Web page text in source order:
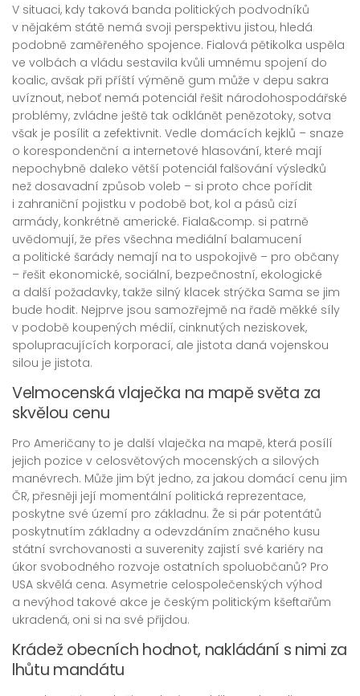
V situaci, kdy taková banda politických podvodníků
v nějakém státě nemá svoji perspektivu jistou, hledá
podobně zaměřeného spojence. Fialová pětikolka uspěla
ve volbách a vládu sestavila kvůli umnému spojení do
koalic, avšak při příští výměně gum může v depu sakra
uvíznout, neboť nemá potenciál řešit národohospodářské
problémy, zvládne ještě tak odklánět penězotoky, sotva
však je posílit a zefektivnit. Vedle domácích kejklů – snaze
o korespondenční a internetové hlasování, které mají
nepochybně daleko větší potenciál falšování výsledků
než dosavadní způsob voleb – si proto chce pořídit
i zahraniční pojistku v podobě bot, kol a pásů cizí
armády, konkrétně americké. Fiala&comp. si patrně
uvědomují, že přes všechna mediální balamucení
a politické šarády nemají na to uspokojivě – pro občany
– řešit ekonomické, sociální, bezpečnostní, ekologické
a další požadavky, takže silný klacek strýčka Sama se jim
bude hodit. Nejprve jsou samozřejmě na řadě měkké síly
v podobě koupených médií, cinknutých neziskovek,
spolupracujících korporací, ale jistota daná vojenskou
silou je jistota.
Velmocenská vlaječka na mapě světa za
skvělou cenu
Pro Američany to je další vlaječka na mapě, která posílí
jejich pozice v celosvětových mocenských a silových
manévrech. Může jim být jedno, za jakou domácí cenu jim
ČR, přesněji její momentální politická reprezentace,
poskytne své území pro základnu. Že si pár potentátů
poskytnutím základny a odevzdáním značného kusu
státní svrchovanosti a suverenity zajistí své kariéry na
úkor svobodného rozvoje ostatních spoluobčanů? Pro
USA skvělá cena. Asymetrie celospolečenských výhod
a nevýhod takové akce je českým politickým kšeftařům
ukradená, oni si na své přijdou.
Krádež obecních hodnot, nakládání s nimi za
lhůtu mandátu